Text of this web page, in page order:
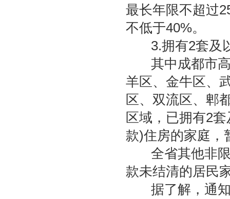
最长年限不超过
不低于40%。
3.拥有2套及
其中成都市高
羊区、金牛区、
区、双流区、郫
区域，已拥有2
款)住房的家庭，
全省其他非限
款未结清的居民
据了解，通知